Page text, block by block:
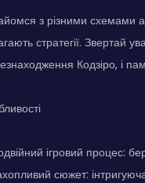
з різними схемами
стратегії. Звертай
Кодзіро, і
ігровий процес:
сюжет: інтригуюча